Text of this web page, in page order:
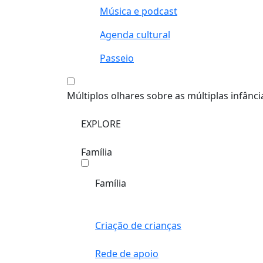
Música e podcast
Agenda cultural
Passeio
Múltiplos olhares sobre as múltiplas
EXPLORE
Família
Família
Criação de crianças
Rede de apoio